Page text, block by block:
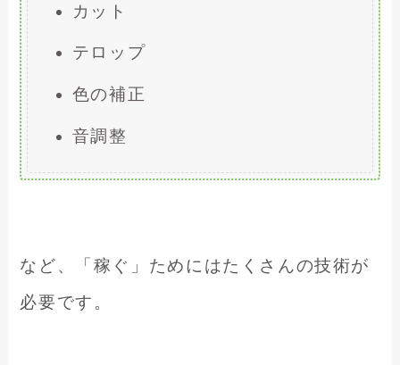
カット
テロップ
色の補正
音調整
など、「稼ぐ」ためにはたくさんの技術が
必要です。